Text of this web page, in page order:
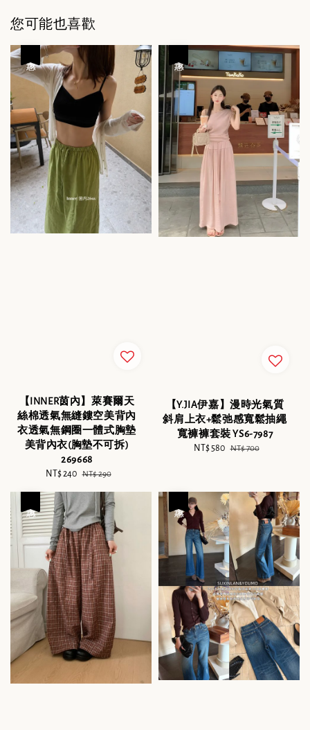
您可能也喜歡
【INNER茵內】萊賽爾天
絲棉透氣無縫鏤空美背內
衣透氣無鋼圈一體式胸墊
美背內衣(胸墊不可拆)
269668
Sale
NT$ 240 Regular
NT$ 290
【Y.JIA伊嘉】漫時光氣質
斜肩上衣+鬆弛感寬鬆抽繩
寬褲褲套裝 YS6-7987
Sale
NT$ 580 Regular
NT$ 700